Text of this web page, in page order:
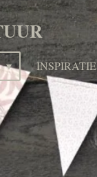
INSPIRATIE